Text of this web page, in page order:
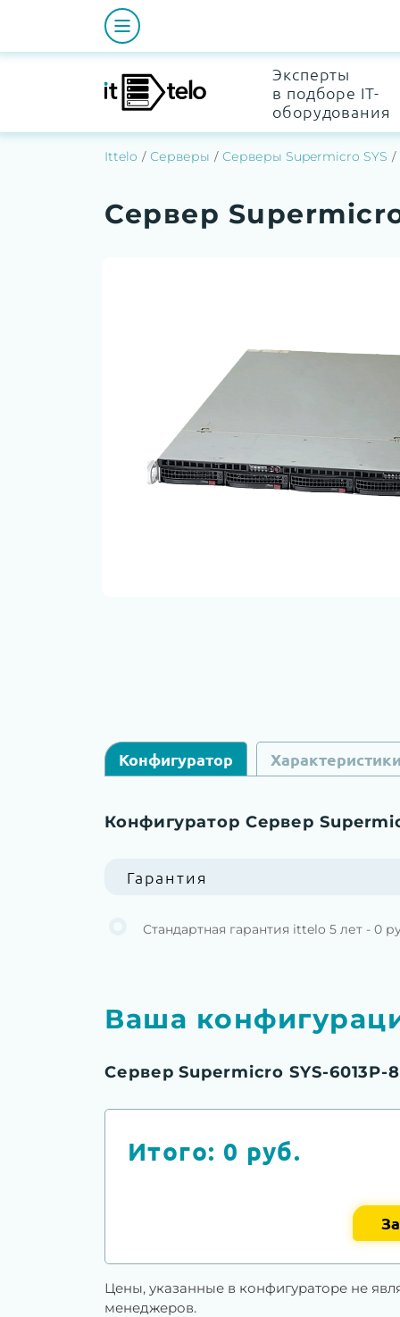
Эксперты
в подборе IT-
оборудования
Ittelo Серверы Серверы Supermicro SYS
Сервер
Конфигуратор Характеристики
Конфигуратор Сервер
Гарантия
Стандартная гарантия ittelo 5 лет - 0
Ваша
Сервер Supermicro SYS-6013P-
Итого: 0 руб.
Цены, указанные в конфигураторе не
менеджеров.